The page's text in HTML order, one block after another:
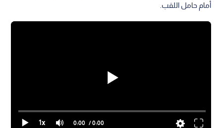
أمام حامل اللقب.
1x 0:00 / 0:00